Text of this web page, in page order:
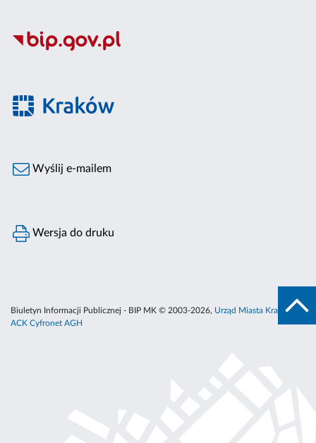
Wyślij e-mailem
Wersja do druku
Biuletyn Informacji Publicznej - BIP MK © 2003-2026, Urząd Miasta Krakowa
ACK Cyfronet AGH